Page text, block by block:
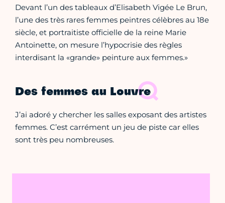
Devant l’un des tableaux d’Elisabeth Vigée Le Brun,
l’une des très rares femmes peintres célèbres au 18e
siècle, et portraitiste officielle de la reine Marie
Antoinette, on mesure l’hypocrisie des règles
interdisant la «grande» peinture aux femmes.»
Des femmes au Louvre
J’ai adoré y chercher les salles exposant des artistes
femmes. C’est carrément un jeu de piste car elles
sont très peu nombreuses.